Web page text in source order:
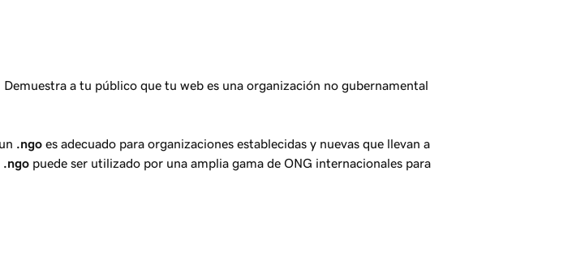
Demuestra a tu público que tu web es una organización no gubernamental
.ngo es adecuado para organizaciones establecidas y nuevas que llevan a
.ngo puede ser utilizado por una amplia gama de ONG internacionales para